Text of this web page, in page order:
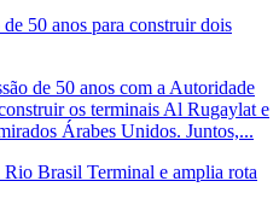
50 anos para construir dois
de 50 anos com a Autoridade
os terminais Al Rugaylat e
Árabes Unidos. Juntos,...
Rio Brasil Terminal e amplia rota